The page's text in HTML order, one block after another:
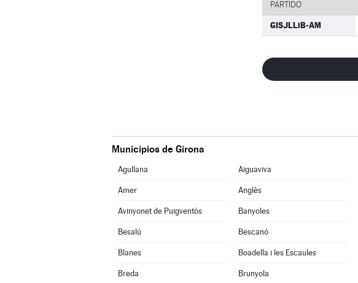
PARTIDO
GISJLLiB-AM
Municipios de Girona
Agullana Aiguaviva
Amer Anglès
Avinyonet de Puigventós Banyoles
Besalú Bescanó
Blanes Boadella i les Escaules
Breda Brunyola